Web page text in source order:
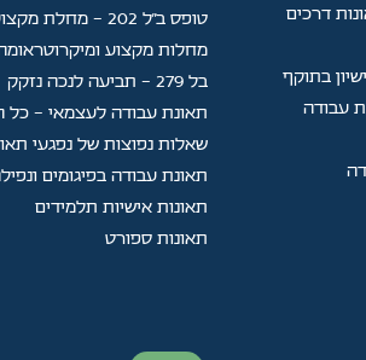
דרכים
בתוקף
עבודה
טופס ב"ל 202 — מחלת מקצוע
מחלות מקצוע
בל 279 - תביעה לנכה נזקק
תאונת עבודה לעצמאי - כל
שאלות נפוצות של נפגעי
תאונת עבודה בפיגומים
תאונות אישיות תלמידים
תאונות ספורט